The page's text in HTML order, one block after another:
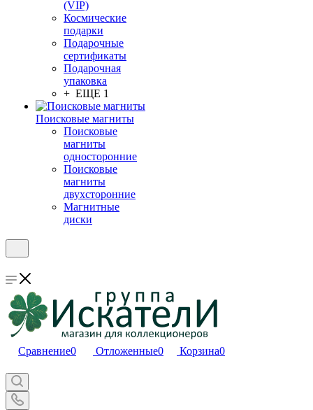
(VIP)
Космические
подарки
Подарочные
сертификаты
Подарочная
упаковка
+ ЕЩЕ 1
Поисковые магниты
Поисковые
магниты
односторонние
Поисковые
магниты
двухсторонние
Магнитные
диски
Сравнение0 Отложенные0 Корзина0